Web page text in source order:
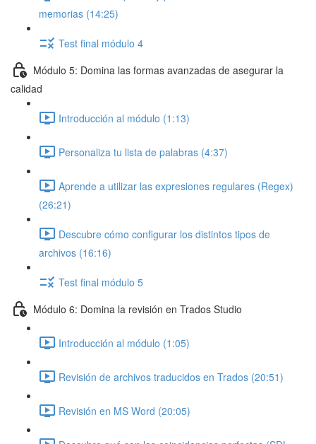
memorias (14:25)
Test final módulo 4
Módulo 5: Domina las formas avanzadas de asegurar la
calidad
Introducción al módulo (1:13)
Personaliza tu lista de palabras (4:37)
Aprende a utilizar las expresiones regulares (Regex)
(26:21)
Descubre cómo configurar los distintos tipos de
archivos (16:16)
Test final módulo 5
Módulo 6: Domina la revisión en Trados Studio
Introducción al módulo (1:05)
Revisión de archivos traducidos en Trados (20:51)
Revisión en MS Word (20:05)